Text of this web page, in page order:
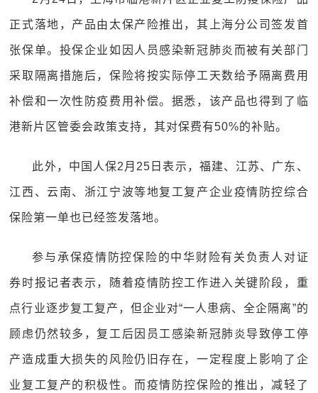
正式落地，产品由太保产险推出，其上海分公司签发首
张保单。投保企业如因人员感染新冠肺炎而被有关部门
采取隔离措施后，保险将按实际停工天数给予隔离费用
补偿和一次性防疫费用补偿。据悉，该产品也得到了临
港新片区管委会政策支持，其对保费有50%的补贴。
此外，中国人保2月25日表示，福建、江苏、广东、
江西、云南、浙江宁波等地复工复产企业疫情防控综合
保险第一单也已经签发落地。
参与承保疫情防控保险的中华财险有关负责人对证
券时报记者表示，随着疫情防控工作进入关键阶段，重
点行业逐步复工复产，但企业对“一人患病、全企隔离”的
顾虑仍然较多，复工后因员工感染新冠肺炎导致停工停
产造成重大损失的风险仍旧存在，一定程度上影响了企
业复工复产的积极性。而疫情防控保险的推出，减轻了